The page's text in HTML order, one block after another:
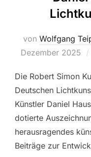
von Wolfgang
Dezember 2025
Die Robert Simon
Deutschen
Künstler Daniel
dotierte
herausragendes
Beiträge zur